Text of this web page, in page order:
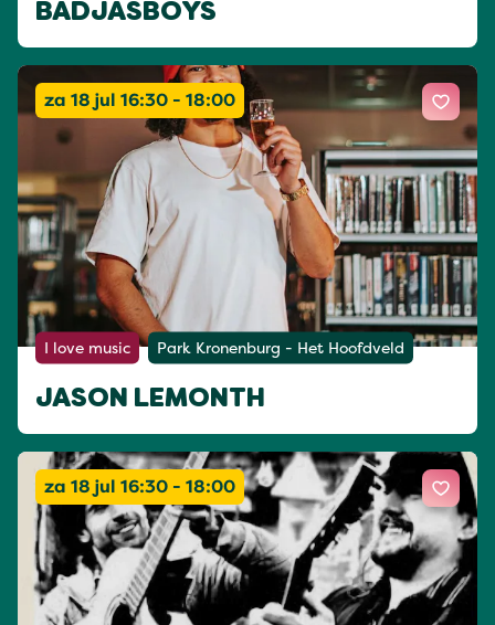
BADJASBOYS
za 18 jul 16:30 - 18:00
I love music Park Kronenburg - Het Hoofdveld
JASON LEMONTH
za 18 jul 16:30 - 18:00